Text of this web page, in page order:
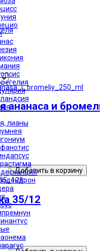
лианы
ананаса и
35/12